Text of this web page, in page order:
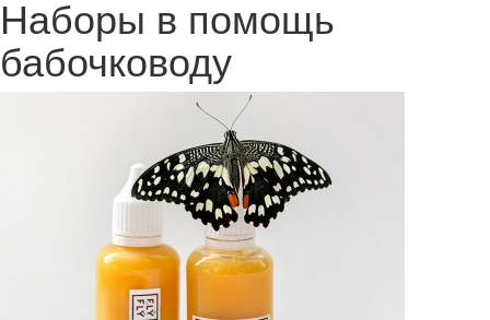
Наборы в помощь
бабочководу